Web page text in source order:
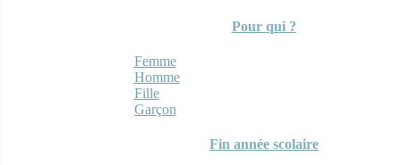
Pour qui ?
Femme
Homme
Fille
Garçon
Fin année scolaire